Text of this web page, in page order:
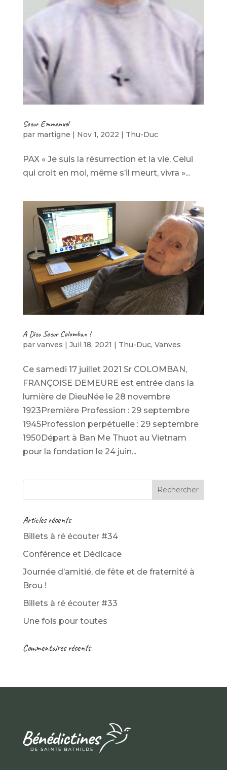
Soeur Emmanuel
par martigne | Nov 1, 2022 | Thu-Duc
PAX « Je suis la résurrection et la vie, Celui
qui croit en moi, même s’il meurt, vivra »...
A Dieu Soeur Colomban !
par vanves | Juil 18, 2021 | Thu-Duc, Vanves
Ce samedi 17 juillet 2021 Sr COLOMBAN,
FRANÇOISE DEMEURE est entrée dans la
lumière de DieuNée le 28 novembre
1923Première Profession : 29 septembre
1945Profession perpétuelle : 29 septembre
1950Départ à Ban Me Thuot au Vietnam
pour la fondation le 24 juin...
Articles récents
Billets à ré écouter #34
Conférence et Dédicace
Journée d’amitié, de fête et de fraternité à
Brou !
Billets à ré écouter #33
Une fois pour toutes
Commentaires récents